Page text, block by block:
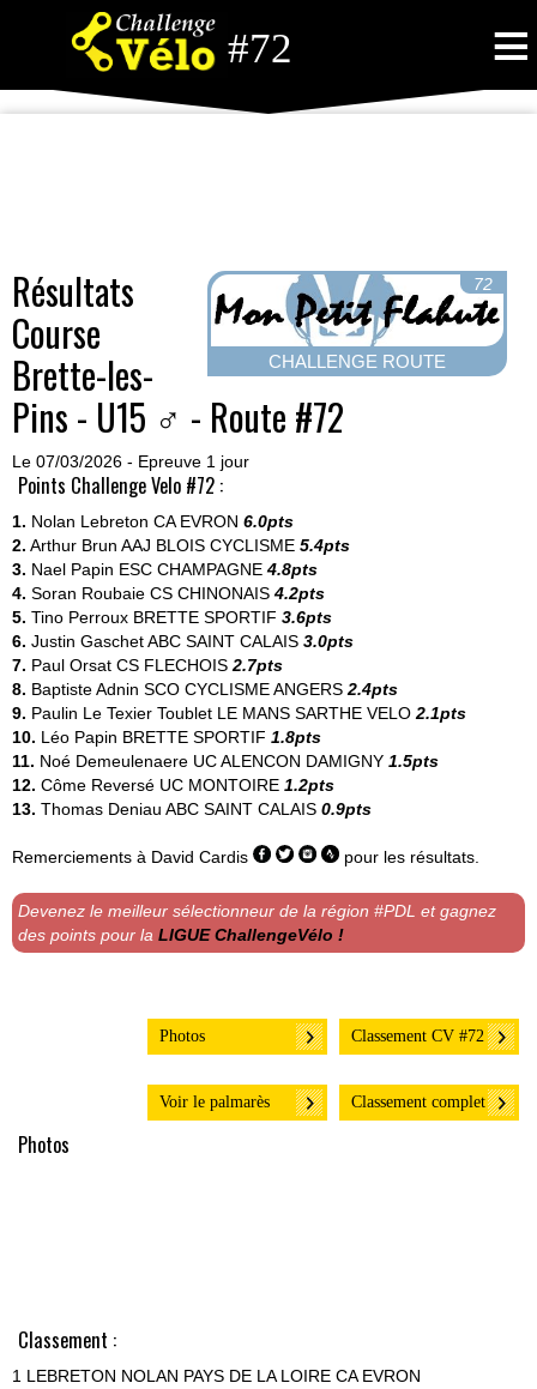
#72 ≡
72
CHALLENGE ROUTE
Résultats
Course
Brette-les-
Pins - U15 ♂ - Route #72
Le 07/03/2026 - Epreuve 1 jour
Points Challenge Velo #72 :
1. Nolan Lebreton CA EVRON 6.0pts
2. Arthur Brun AAJ BLOIS CYCLISME 5.4pts
3. Nael Papin ESC CHAMPAGNE 4.8pts
4. Soran Roubaie CS CHINONAIS 4.2pts
5. Tino Perroux BRETTE SPORTIF 3.6pts
6. Justin GaschetABC SAINT CALAIS 3.0pts
7. Paul Orsat CS FLECHOIS 2.7pts
8. Baptiste Adnin SCO CYCLISME ANGERS 2.4pts
9. Paulin Le Texier Toublet LE MANS SARTHE VELO 2.1pts
10. Léo Papin BRETTE SPORTIF 1.8pts
11. Noé Demeulenaere UC ALENCON DAMIGNY 1.5pts
12. Côme Reversé UC MONTOIRE 1.2pts
13. Thomas Deniau ABC SAINT CALAIS 0.9pts
Remerciements à David Cardis pour les résultats.
Devenez le meilleur sélectionneur de la région #PDL et gagnez
des points pour la LIGUE ChallengeVélo !
Classement CV #72
Photos
Classement complet
Voir le palmarès
Photos
Classement :
1 LEBRETON NOLAN PAYS DE LA LOIRE CA EVRON